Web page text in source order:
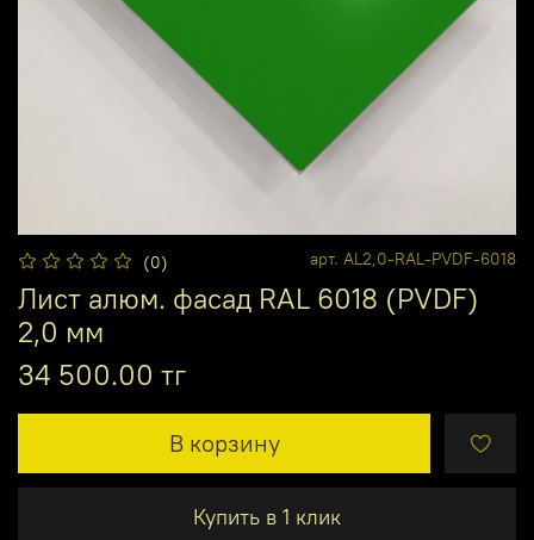
(0) арт. AL2,0-RAL-PVDF-6018
Лист алюм. фасад RAL 6018 (PVDF)
2,0 мм
34 500.00 тг
В корзину
Купить в 1 клик